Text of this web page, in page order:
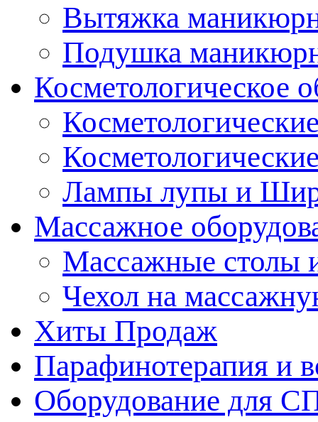
Вытяжка
Подушка
Косметологическое
Лампы лупы и
Массажное
Массажные столы
Чехол на
Хиты Продаж
Парафинотерапия и
Оборудование для